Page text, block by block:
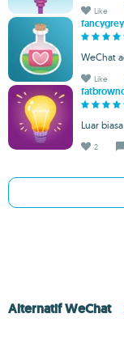
Like
WeChat
Like
Luar
2
Alternatif WeChat